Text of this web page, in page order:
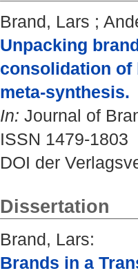
Brand, Lars ;
Unpacking
consolidation of
meta-synthesis.
In: Journal of
ISSN 1479-1803
DOI der
Dissertation
Brand, Lars:
Brands in a